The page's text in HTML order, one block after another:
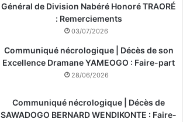
Général de Division Nabéré Honoré TRAORÉ
: Remerciements
03/07/2026
Communiqué nécrologique | Décès de son
Excellence Dramane YAMEOGO : Faire-part
28/06/2026
Communiqué nécrologique | Décès de
SAWADOGO BERNARD WENDIKONTE : Faire-